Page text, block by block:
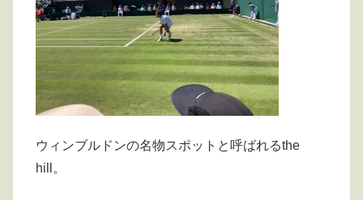
ウィンブルドンの名物スポットと呼ばれるthe
hill。